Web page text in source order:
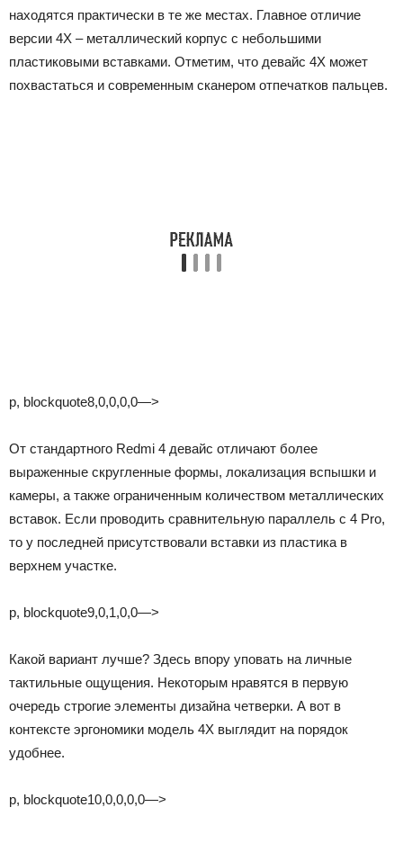
находятся практически в те же местах. Главное отличие
версии 4Х – металлический корпус с небольшими
пластиковыми вставками. Отметим, что девайс 4Х может
похвастаться и современным сканером отпечатков пальцев.
p, blockquote8,0,0,0,0—>
От стандартного Redmi 4 девайс отличают более
выраженные скругленные формы, локализация вспышки и
камеры, а также ограниченным количеством металлических
вставок. Если проводить сравнительную параллель с 4 Pro,
то у последней присутствовали вставки из пластика в
верхнем участке.
p, blockquote9,0,1,0,0—>
Какой вариант лучше? Здесь впору уповать на личные
тактильные ощущения. Некоторым нравятся в первую
очередь строгие элементы дизайна четверки. А вот в
контексте эргономики модель 4Х выглядит на порядок
удобнее.
p, blockquote10,0,0,0,0—>